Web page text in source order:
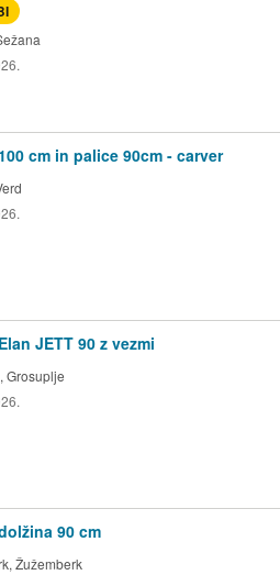
cm in palice 90cm - carver
JETT 90 z vezmi
Grosuplje
90 cm
Žužemberk